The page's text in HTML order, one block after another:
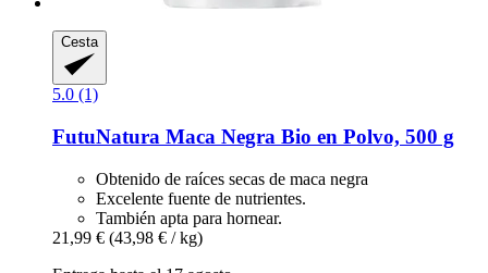
Cesta
5.0 (1)
FutuNatura Maca Negra Bio en Polvo, 500 g
Obtenido de raíces secas de maca negra
Excelente fuente de nutrientes.
También apta para hornear.
21,99 € (43,98 € / kg)